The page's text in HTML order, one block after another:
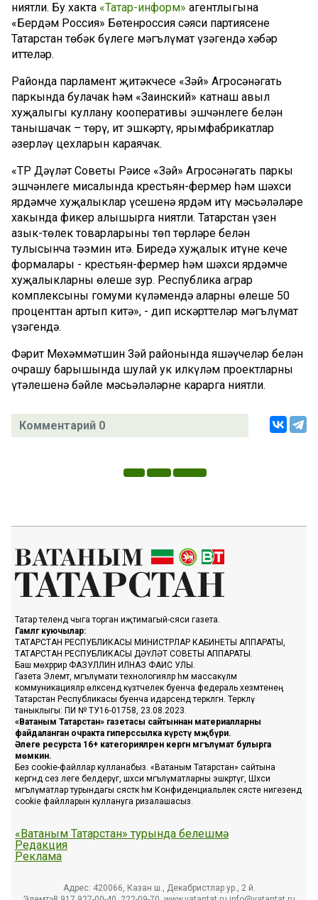
ниятли. Бу хакта «Татар-информ» агентлыгына
«Бердәм Россия» Бөтенроссия сәяси партиясенең
Татарстан төбәк бүлеге мәгълүмат үзәгендә хәбәр
иттеләр.
Районда парламент җитәкчесе «Зәй» Агросәнәгать
паркында булачак һәм «Заинский» катнаш авыл
хуҗалыгы куллану кооперативы эшчәнлеге белән
танышачак – төрү, ит эшкәртү, ярымфабрикатлар
әзерләү цехларын караячак.
«ТР Дәүләт Советы Рәисе «Зәй» Агросәнәгать паркы
эшчәнлеге мисалында крестьян-фермер һәм шәхси
ярдәмче хуҗалыклар үсешенә ярдәм итү мәсьәләләре
хакында фикер алышырга ниятли. Татарстан үзен
азык-төлек товарларының төп төрләре белән
тулысынча тәэмин итә. Биредә хуҗалык итүнең кече
формалары - крестьян-фермер һәм шәхси ярдәмче
хуҗалыкларның өлеше зур. Республика аграр
комплексының гомуми күләмендә аларның өлеше 50
проценттан артып китә», - дип искәрттеләр мәгълүмат
үзәгендә.
Фәрит Мөхәммәтшин Зәй районында яшәүчеләр белән
очрашу барышында шулай ук илкүләм проектларның
үтәлешенә бәйле мәсьәләләрне карарга ниятли.
Комментарий 0
Татар телендә чыга торган иҗтимагый-сәяси газета.
Гамәлгә куючылар:
ТАТАРСТАН РЕСПУБЛИКАСЫ МИНИСТРЛАР КАБИНЕТЫ АППАРАТЫ,
ТАТАРСТАН РЕСПУБЛИКАСЫ ДӘҮЛӘТ СОВЕТЫ АППАРАТЫ.
Баш мөхәррир ФАЗУЛЛИН ИЛНАЗ ФАИС УЛЫ.
Газета Элемтә, мәгълүмати технологияләр һәм массакүләм
коммуникацияләр өлкәсендә күзәтчелек буенча федераль хезмәтенең
Татарстан Республикасы буенча идарәсендә теркәлгән. Теркәлү
таныклыгы: ПИ № ТУ16-01758, 23.08.2023.
«Ватаным Татарстан» газетасы сайтыннан материалларны
файдаланган очракта гиперссылка күрсәтү мәҗбүри.
Әлеге ресурста 16+ категорияләренә кергән мәгълүмат булырга
мөмкин.
Без cookie-файллар кулланабыз. «Ватаным Татарстан» сайтына
кергәндә сез әлеге белдерүгә, шәхси мәгълүматларны эшкәртүгә, Шәхси
мәгълүматлар турындагы сәясәткә һәм Конфиденциальлек сәясәте нигезендә
cookie файлларын куллануга ризалашасыз.
«Ватаным Татарстан» турында белешмә
Редакция
Реклама
Адрес: 420066, Казан ш., Декабристлар ур., 2 й.